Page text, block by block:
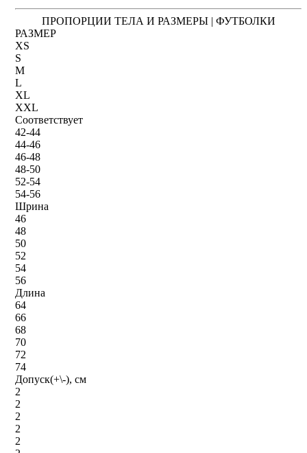
ПРОПОРЦИИ ТЕЛА И РАЗМЕРЫ | ФУТБОЛКИ
РАЗМЕР
XS
S
M
L
XL
XXL
Соответствует
42-44
44-46
46-48
48-50
52-54
54-56
Шрина
46
48
50
52
54
56
Длина
64
66
68
70
72
74
Допуск(+\-), см
2
2
2
2
2